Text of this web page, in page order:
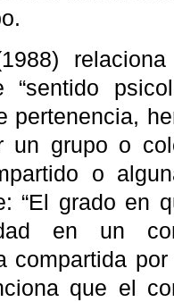
“sentido
pertenencia,
un grupo o
o
“El grado en
en un
compartida
que el